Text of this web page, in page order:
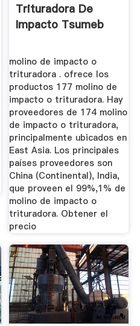
Trituradora De
Impacto Tsumeb
molino de impacto o
trituradora . ofrece los
productos 177 molino de
impacto o trituradora. Hay
proveedores de 174 molino
de impacto o trituradora,
principalmente ubicados en
East Asia. Los principales
países proveedores son
China (Continental), India,
que proveen el 99%,1% de
molino de impacto o
trituradora. Obtener el
precio